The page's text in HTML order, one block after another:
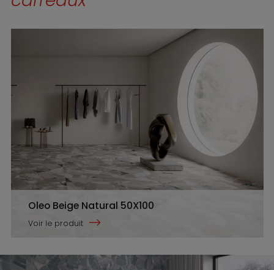
Oleo Beige Natural 50X100
Voir le produit